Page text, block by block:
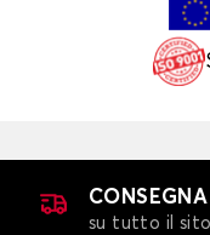
su tutto il sito